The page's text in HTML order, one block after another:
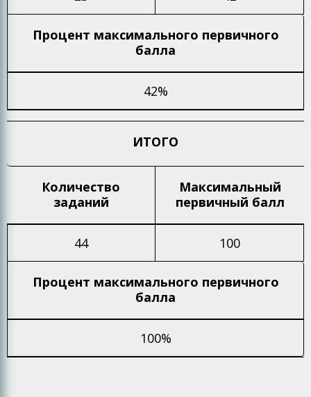
Процент максимального первичного
балла
42%
ИТОГО
Количество
заданий
Максимальный
первичный балл
44 100
Процент максимального первичного
балла
100%